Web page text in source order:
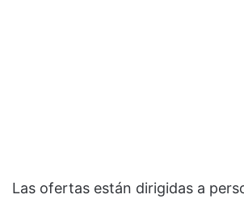
Las ofertas están dirigidas a